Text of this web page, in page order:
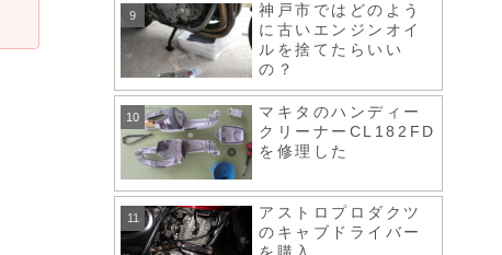
神戸市ではどのよう
に古いエンジンオイ
ルを捨てたらいい
の？
マキタのハンディー
クリーナーCL182FD
を修理した
アストロプロダクツ
のキャブドライバー